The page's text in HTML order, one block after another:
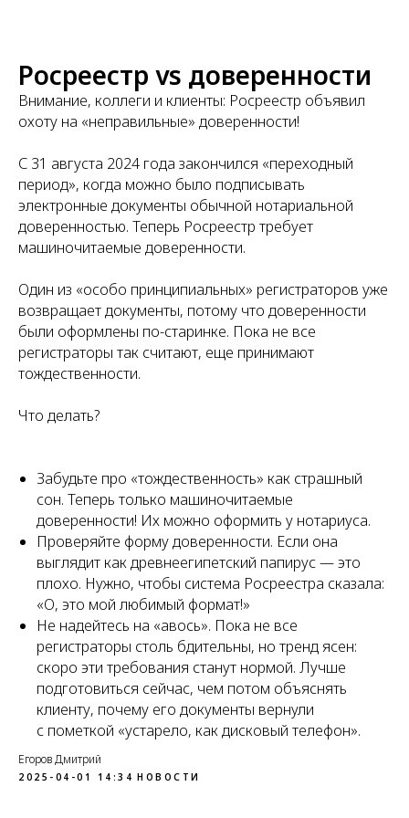
Росреестр vs доверенности
Внимание, коллеги и клиенты: Росреестр объявил
охоту на «неправильные» доверенности!
С 31 августа 2024 года закончился «переходный
период», когда можно было подписывать
электронные документы обычной нотариальной
доверенностью. Теперь Росреестр требует
машиночитаемые доверенности.
Один из «особо принципиальных» регистраторов уже
возвращает документы, потому что доверенности
были оформлены по-старинке. Пока не все
регистраторы так считают, еще принимают
тождественности.
Что делать?
Забудьте про «тождественность» как страшный
сон. Теперь только машиночитаемые
доверенности! Их можно оформить у нотариуса.
Проверяйте форму доверенности. Если она
выглядит как древнеегипетский папирус — это
плохо. Нужно, чтобы система Росреестра сказала:
«О, это мой любимый формат!»
Не надейтесь на «авось». Пока не все
регистраторы столь бдительны, но тренд ясен:
скоро эти требования станут нормой. Лучше
подготовиться сейчас, чем потом объяснять
клиенту, почему его документы вернули
с пометкой «устарело, как дисковый телефон».
Егоров Дмитрий
2025-04-01 14:34 НОВОСТИ